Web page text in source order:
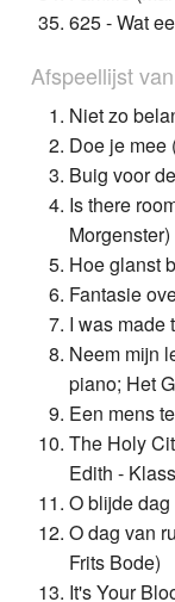
625 - Wat
Afspeellijst
Niet zo
Doe je mee
Buig voor
Is there
Morgenster)
Hoe glanst
Fantasie
I was made
Neem mijn
piano; Het
Een mens
The Holy
Edith -
O blijde
O dag van
Frits Bode)
It's Your